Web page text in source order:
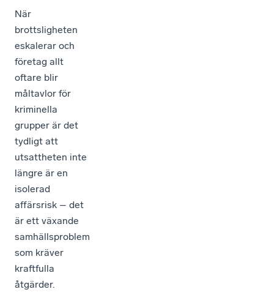
När
brottsligheten
eskalerar och
företag allt
oftare blir
måltavlor för
kriminella
grupper är det
tydligt att
utsattheten inte
längre är en
isolerad
affärsrisk – det
är ett växande
samhällsproblem
som kräver
kraftfulla
åtgärder.